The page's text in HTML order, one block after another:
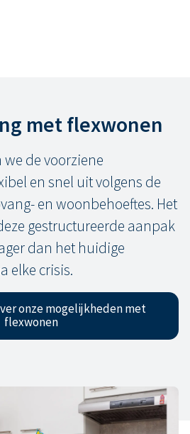
met flexwonen
de voorziene
en snel uit volgens de
en woonbehoeftes. Het
gestructureerde aanpak
dan het huidige
elke crisis.
onze mogelijkheden met
flexwonen